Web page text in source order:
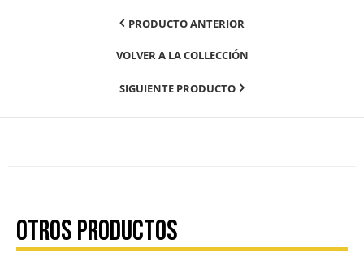
PRODUCTO ANTERIOR
VOLVER A LA COLLECCIÓN
SIGUIENTE PRODUCTO
OTROS PRODUCTOS